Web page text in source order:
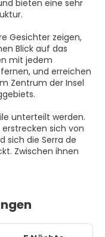
bieten eine sehr
Gesichter zeigen,
Blick auf das
mit jedem
und erreichen
Zentrum der Insel
unterteilt werden.
sich von
sich die Serra de
Zwischen ihnen